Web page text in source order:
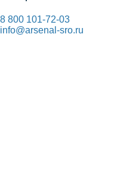
8 800 101-72-03
info@arsenal-sro.ru